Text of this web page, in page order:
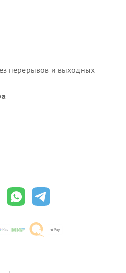
перерывов и выходных